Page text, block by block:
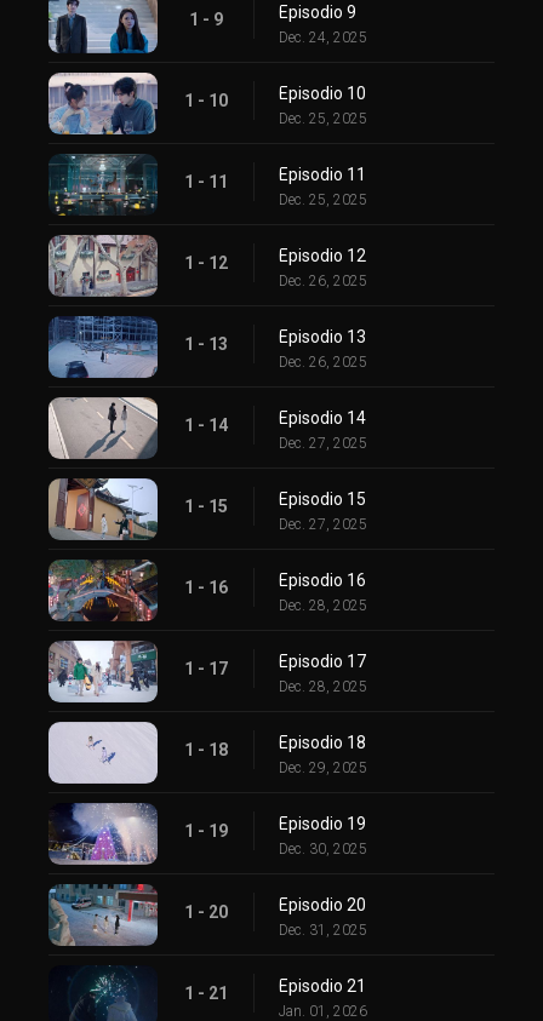
1 - 9 Episodio 9
Dec. 24, 2025
1 - 10 Episodio 10
Dec. 25, 2025
1 - 11 Episodio 11
Dec. 25, 2025
1 - 12 Episodio 12
Dec. 26, 2025
1 - 13 Episodio 13
Dec. 26, 2025
1 - 14 Episodio 14
Dec. 27, 2025
1 - 15 Episodio 15
Dec. 27, 2025
1 - 16 Episodio 16
Dec. 28, 2025
1 - 17 Episodio 17
Dec. 28, 2025
1 - 18 Episodio 18
Dec. 29, 2025
1 - 19 Episodio 19
Dec. 30, 2025
1 - 20 Episodio 20
Dec. 31, 2025
1 - 21 Episodio 21
Jan. 01, 2026